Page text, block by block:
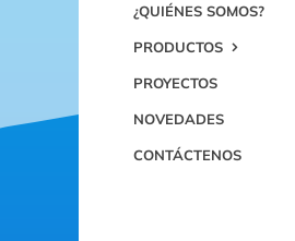
¿QUIÉNES SOMOS?
PRODUCTOS
PROYECTOS
NOVEDADES
CONTÁCTENOS